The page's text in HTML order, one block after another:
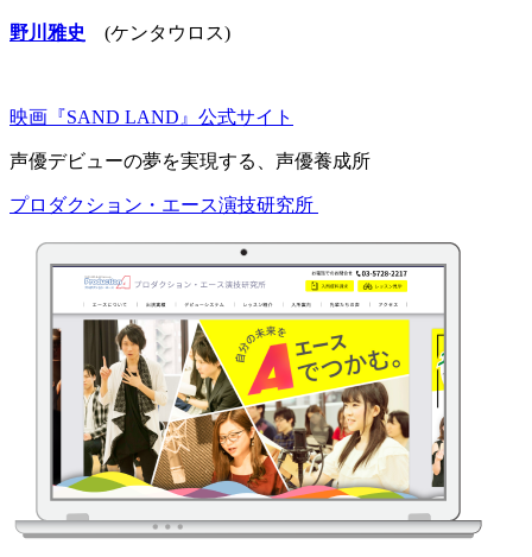
野川雅史 (ケンタウロス)
映画『SAND LAND』公式サイト
声優デビューの夢を実現する、声優養成所
プロダクション・エース演技研究所